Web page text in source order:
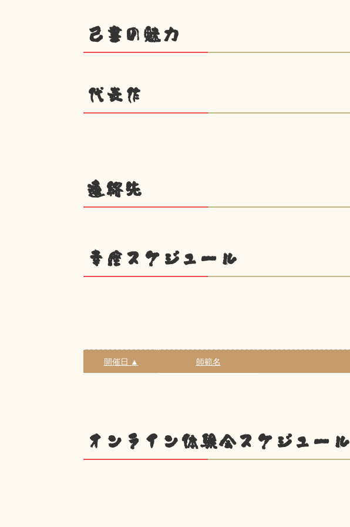
己書の魅力
代表作
連絡先
幸座スケジュール
開催日 ▲ 師範名
オンライン体験会スケジュール